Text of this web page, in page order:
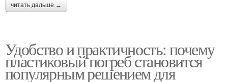
читать дальше →
Удобство и практичность: почему
пластиковый погреб становится
популярным решением для